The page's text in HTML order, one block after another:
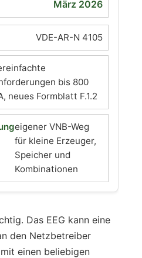
März 2026
VDE-AR-N 4105
bis 800
neues Formblatt F.1.2
eigener VNB-Weg
für kleine Erzeuger,
Speicher und
Kombinationen
Das EEG kann eine
den Netzbetreiber
einen beliebigen